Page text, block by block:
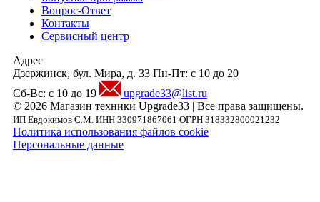
Вопрос-Ответ
Контакты
Сервисный центр
Адрес
Дзержинск, бул. Мира, д. 33 Пн-Пт: с 10 до 20
Сб-Вс: с 10 до 19
upgrade33@list.ru
© 2026 Магазин техники Upgrade33 | Все права защищены.
ИП Евдокимов С.М. ИНН 330971867061 ОГРН 318332800021232
Политика использования файлов cookie
Персональные данные